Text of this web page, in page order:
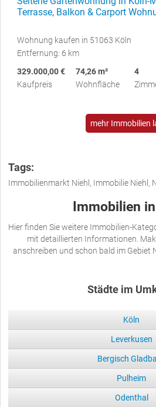
Terrasse, Balkon & Carport
Wohnung kaufen in 51063 Köln
Entfernung: 6 km
329.000,00 €
Kaufpreis
74,26 m²
Wohnfläche
4
mehr Immobilien
Tags:
Immobilienmarkt Niehl, Immobilie Niehl,
Immobilien in
Hier finden Sie weitere Immobilien-
mit detaillierten Informationen.
anschreiben und schon bald im Gebiet
Städte im
Köln
Leverkusen
Bergisch
Pulheim
Odenthal